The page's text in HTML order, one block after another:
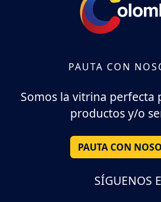
PAUTA CON
Somos la vitrina perfecta
productos y/o
PAUTA CON
SÍGUENOS